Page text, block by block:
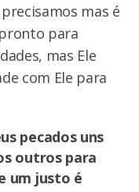
mas é
para
mas Ele
com Ele para
pecados uns
outros para
um justo é